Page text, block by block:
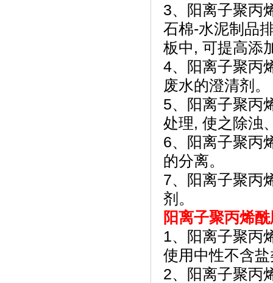
3、阳离子聚丙
石棉-水泥制品
板中, 可提高添
4、阳离子聚丙
废水的澄清剂。
5、阳离子聚丙
处理, 使之除浊
6、阳离子聚丙
的分离。
7、阳离子聚丙
剂。
阳离子聚丙烯
1、阳离子聚丙
使用中性不含
2、阳离子聚丙